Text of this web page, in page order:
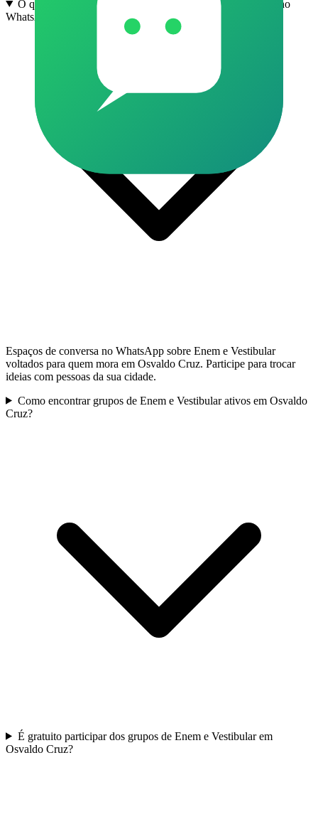
O que são grupos de Enem e Vestibular em Osvaldo Cruz no
WhatsApp?
Espaços de conversa no WhatsApp sobre Enem e Vestibular
voltados para quem mora em Osvaldo Cruz. Participe para trocar
ideias com pessoas da sua cidade.
Como encontrar grupos de Enem e Vestibular ativos em Osvaldo
Cruz?
É gratuito participar dos grupos de Enem e Vestibular em
Osvaldo Cruz?